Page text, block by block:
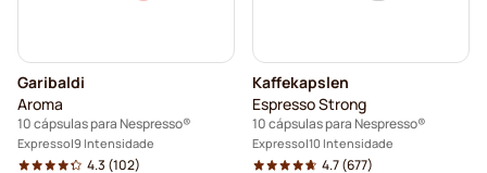
Garibaldi
Aroma
10 cápsulas para Nespresso®
Expresso 9 Intensidade
4.3 (102)
Kaffekapslen
Espresso Strong
10 cápsulas para Nespresso®
Expresso 10 Intensidade
4.7(677)